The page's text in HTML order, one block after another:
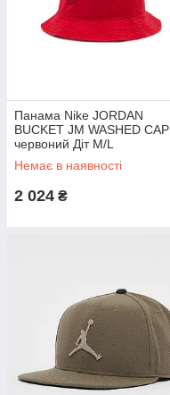
Панама Nike JORDAN
BUCKET JM WASHED CAP
червоний Діт M/L
Немає в наявності
2 024 ₴